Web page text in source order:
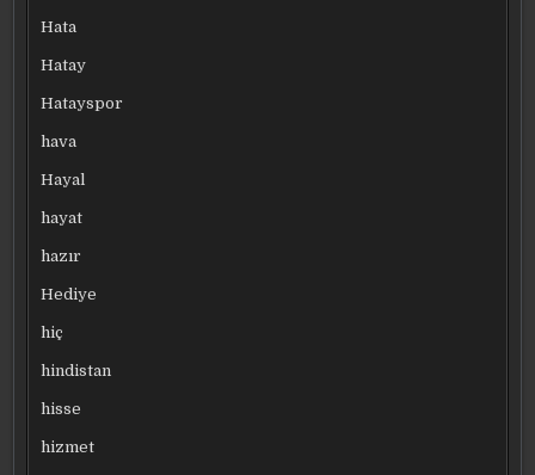
Hata
Hatay
Hatayspor
hava
Hayal
hayat
hazır
Hediye
hiç
hindistan
hisse
hizmet